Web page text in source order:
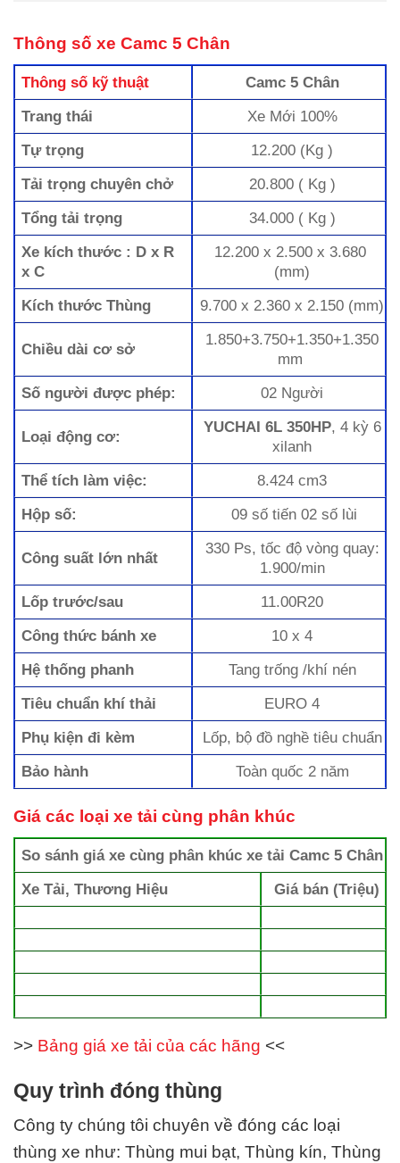
Thông số xe Camc 5 Chân
Thông số kỹ thuật
Camc 5 Chân
Trang thái
Xe Mới 100%
Tự trọng
12.200 (Kg )
Tải trọng chuyên chở
20.800 ( Kg )
Tổng tải trọng
34.000 ( Kg )
Xe kích thước : D x R
x C
12.200 x 2.500 x 3.680
(mm)
Kích thước Thùng
9.700 x 2.360 x 2.150 (mm)
Chiều dài cơ sở
1.850+3.750+1.350+1.350
mm
Số người được phép:
02 Người
Loại động cơ:
YUCHAI 6L 350HP, 4 kỳ 6
xilanh
Thể tích làm việc:
8.424 cm3
Hộp số:
09 số tiến 02 số lùi
Công suất lớn nhất
330 Ps, tốc độ vòng quay:
1.900/min
Lốp trước/sau
11.00R20
Công thức bánh xe
10 x 4
Hệ thống phanh
Tang trống /khí nén
Tiêu chuẩn khí thải
EURO 4
Phụ kiện đi kèm
Lốp, bộ đồ nghề tiêu chuẩn
Bảo hành
Toàn quốc 2 năm
Giá các loại xe tải cùng phân khúc
So sánh giá xe cùng phân khúc xe tải Camc 5 Chân
Xe Tải, Thương Hiệu
Giá bán (Triệu)
>> Bảng giá xe tải của các hãng <<
Quy trình đóng thùng
Công ty chúng tôi chuyên về đóng các loại
thùng xe như: Thùng mui bạt, Thùng kín, Thùng